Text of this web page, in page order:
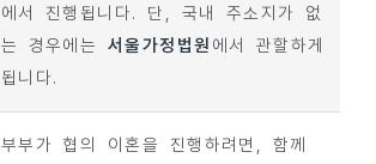
에서 진행됩니다. 단, 국내 주소지가 없
는 경우에는 서울가정법원 에서 관할하게
됩니다.
부부가 협의 이혼을 진행하려면, 함께